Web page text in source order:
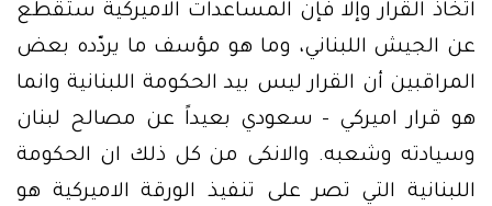
اتخاذ القرار وإلا فإن المساعدات الاميركية ستقطع
عن الجيش اللبناني، وما هو مؤسف ما يردّده بعض
المراقبين أن القرار ليس بيد الحكومة اللبنانية وانما
هو قرار اميركي – سعودي بعيداً عن مصالح لبنان
وسيادته وشعبه. والانكى من كل ذلك ان الحكومة
اللبنانية التي تصر على تنفيذ الورقة الاميركية هو